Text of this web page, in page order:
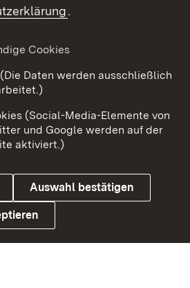
Kontakt
Datenschutz
.
Cookies
Daten werden ausschließlich
(Social-Media-Elemente von
und Google werden auf der
aktiviert.)
Auswahl bestätigen